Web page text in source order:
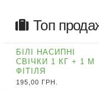
Топ
БІЛІ НАСИПНІ
СВІЧКИ 1 КГ + 1 М
ФІТІЛЯ
195,00 ГРН.